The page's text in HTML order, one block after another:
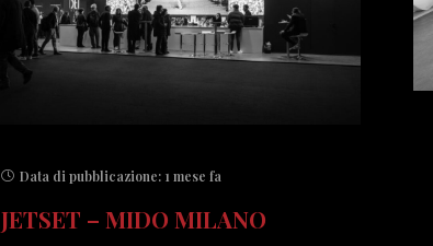
Data di pubblicazione: 1 mese fa
JETSET – MIDO MILANO